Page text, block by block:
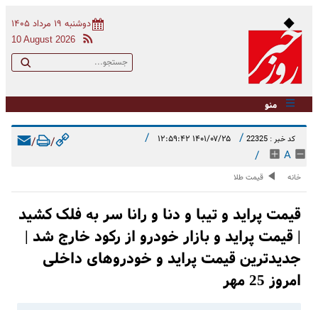
دوشنبه ۱۹ مرداد ۱۴۰۵
10 August 2026
منو
کد خبر : 22325 / ۱۴۰۱/۰۷/۲۵ ۱۲:۵۹:۴۲ /
A
/
/
/
خانه قیمت طلا
قیمت پراید و تیبا و دنا و رانا سر به فلک کشید
| قیمت پراید و بازار خودرو از رکود خارج شد |
جدیدترین قیمت پراید و خودروهای داخلی
امروز 25 مهر